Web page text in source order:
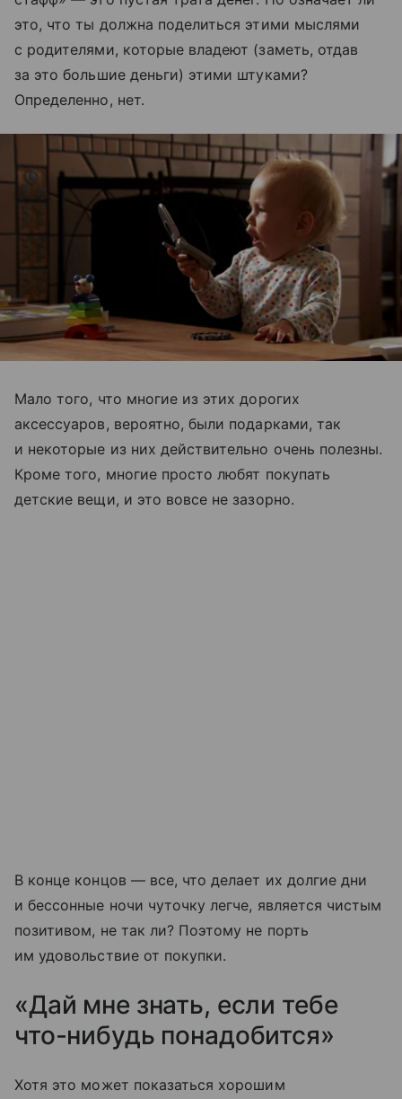
это, что ты должна поделиться этими мыслями
с родителями, которые владеют (заметь, отдав
за это большие деньги) этими штуками?
Определенно, нет.
Мало того, что многие из этих дорогих
аксессуаров, вероятно, были подарками, так
и некоторые из них действительно очень полезны.
Кроме того, многие просто любят покупать
детские вещи, и это вовсе не зазорно.
В конце концов — все, что делает их долгие дни
и бессонные ночи чуточку легче, является чистым
позитивом, не так ли? Поэтому не порть
им удовольствие от покупки.
«Дай мне знать, если тебе
что-нибудь понадобится»
Хотя это может показаться хорошим